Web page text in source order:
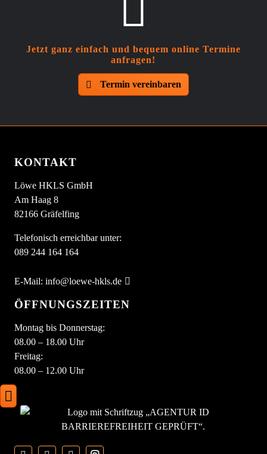
Jetzt ganz einfach und bequem online Termine
anfragen!
Termin vereinbaren
KONTAKT
Löwe HKLS GmbH
Am Haag 8
82166 Gräfelfing
Telefonisch erreichbar unter:
089 244 164 164
E-Mail: info@loewe-hkls.de
ÖFFNUNGSZEITEN
Montag bis Donnerstag:
08.00 – 18.00 Uhr
Freitag:
08.00 – 12.00 Uhr